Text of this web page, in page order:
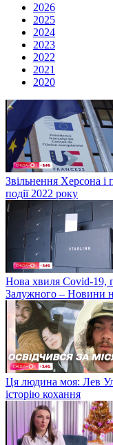
2026
2025
2024
2023
2022
2021
2020
Звільнення Херсона і
події 2022 року
Нова хвиля Covid-19,
Залужного – Новини
Ця людина моя: Лев
історію кохання